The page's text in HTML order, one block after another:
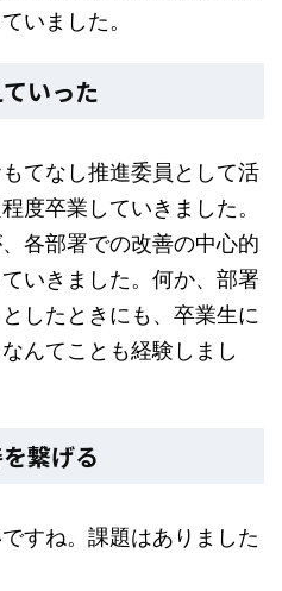
いました。
いった
もてなし推進委員として活
度卒業していきました。
各部署での改善の中心的
いきました。何か、部署
したときにも、卒業生に
んてことも経験しまし
繋げる
すね。課題はありました